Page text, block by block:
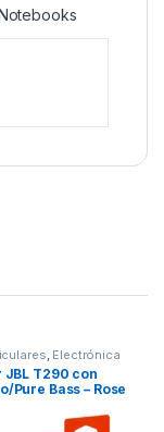
Electrónica
T290 con
Pure Bass – Rose